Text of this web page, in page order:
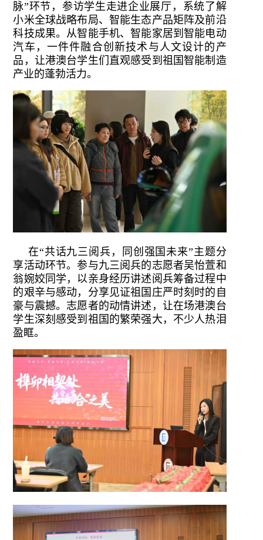
脉”环节，参访学生走进企业展厅，系统了解
小米全球战略布局、智能生态产品矩阵及前沿
科技成果。从智能手机、智能家居到智能电动
汽车，一件件融合创新技术与人文设计的产
品，让港澳台学生们直观感受到祖国智能制造
产业的蓬勃活力。
在“共话九三阅兵，同创强国未来”主题分
享活动环节。参与九三阅兵的志愿者吴怡萱和
翁婉姣同学，以亲身经历讲述阅兵筹备过程中
的艰辛与感动，分享见证祖国庄严时刻时的自
豪与震撼。志愿者的动情讲述，让在场港澳台
学生深刻感受到祖国的繁荣强大，不少人热泪
盈眶。